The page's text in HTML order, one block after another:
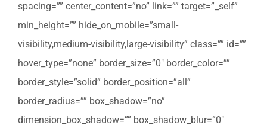
spacing=”” center_content=”no” link=”” target=”_self”
min_height=”” hide_on_mobile=”small-
visibility,medium-visibility,large-visibility” class=”” id=””
hover_type=”none” border_size=”0″ border_color=””
border_style=”solid” border_position=”all”
border_radius=”” box_shadow=”no”
dimension_box_shadow=”” box_shadow_blur=”0″